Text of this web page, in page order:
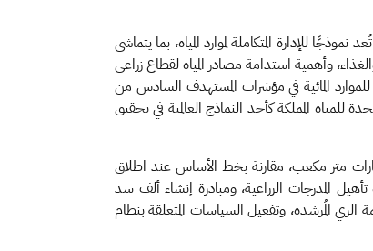
التي تُعد نموذجًا للإدارة المتكاملة لموارد المياه، بما يتماشى
وأهمية استدامة مصادر المياه لقطاع زراعي
للموارد المائية في مؤشرات المستهدف السادس من
الأمم المتحدة للمياه المملكة كأحد النماذج العالمية في تحقيق
الإستراتيجية الوطنية للمياه أسهمت في خفض المعدل السنوي لاستخدام مصادر المياه غير المتجددة في الزراعة بمقدار 8 مليارات متر مكعب، مقارنة بخط الأساس عند اطلاق
المدرجات الزراعية، ومبادرة إنشاء ألف سد
المُرشدة، وتفعيل السياسات المتعلقة بنظام